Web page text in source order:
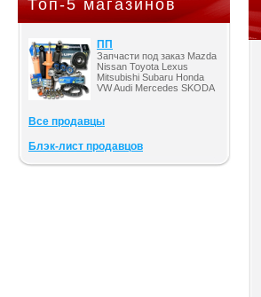
Топ-5 магазинов
ПП
Запчасти под заказ Mazda
Nissan Toyota Lexus
Mitsubishi Subaru Honda
VW Audi Mercedes SKODA
Все продавцы
Блэк-лист продавцов